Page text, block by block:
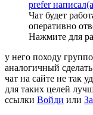
prefer
Чат будет
оперативно
Нажмите для
у него походу
аналогичный
чат на сайте не так
для таких целей
ссылки Войди или